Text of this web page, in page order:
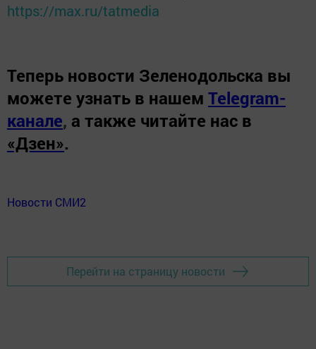
https://max.ru/tatmedia
Теперь новости Зеленодольска вы
можете узнать в нашем Telegram-
канале, а также читайте нас в
«Дзен».
Новости СМИ2
Перейти на страницу новости